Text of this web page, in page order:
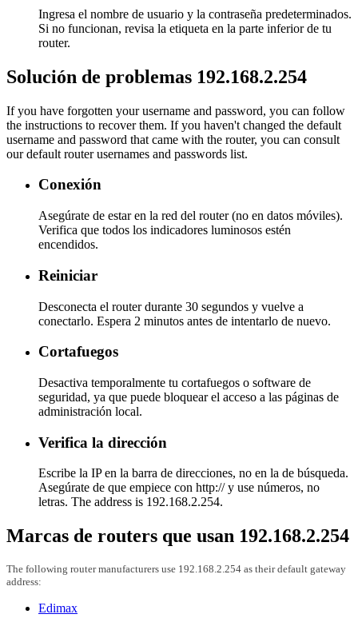
Ingresa el nombre de usuario y la contraseña predeterminados.
Si no funcionan, revisa la etiqueta en la parte inferior de tu
router.
Solución de problemas 192.168.2.254
If you have forgotten your username and password, you can follow
the instructions to recover them. If you haven't changed the default
username and password that came with the router, you can consult
our default router usernames and passwords list.
Conexión
Asegúrate de estar en la red del router (no en datos móviles).
Verifica que todos los indicadores luminosos estén
encendidos.
Reiniciar
Desconecta el router durante 30 segundos y vuelve a
conectarlo. Espera 2 minutos antes de intentarlo de nuevo.
Cortafuegos
Desactiva temporalmente tu cortafuegos o software de
seguridad, ya que puede bloquear el acceso a las páginas de
administración local.
Verifica la dirección
Escribe la IP en la barra de direcciones, no en la de búsqueda.
Asegúrate de que empiece con http:// y use números, no
letras. The address is 192.168.2.254.
Marcas de routers que usan 192.168.2.254
The following router manufacturers use 192.168.2.254 as their default gateway
address:
Edimax